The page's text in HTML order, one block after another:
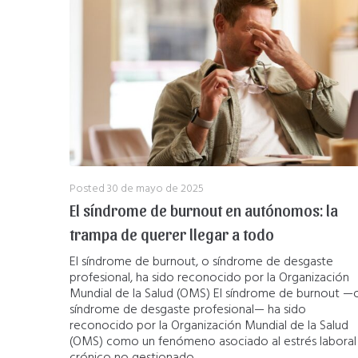
Posted30 de mayo de 2025
El síndrome de burnout en autónomos: la
trampa de querer llegar a todo
El síndrome de burnout, o síndrome de desgaste
profesional, ha sido reconocido por la Organización
Mundial de la Salud (OMS) El síndrome de burnout
síndrome de desgaste profesional— ha sido
reconocido por la Organización Mundial de la Salud
(OMS) como un fenómeno asociado al estrés laboral